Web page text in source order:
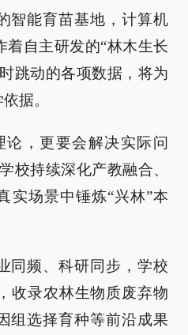
智能育苗基地，计算机
着自主研发的“林木生长
跳动的各项数据，将为
据。
论，更要会解决实际问
校持续深化产教融合、
实场景中锤炼“兴林”本
同频、科研同步，学校
收录农林生物质废弃物
组选择育种等前沿成果